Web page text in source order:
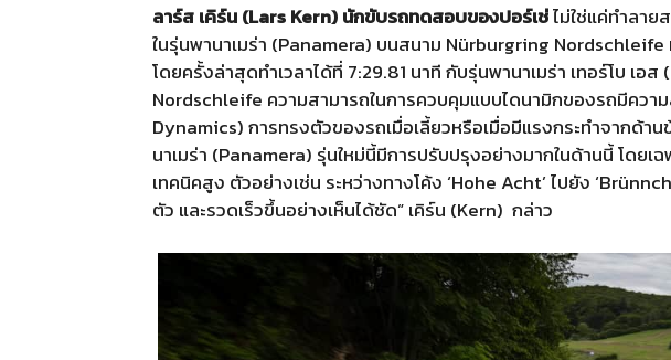
ลาร์ส เคิร์น (Lars Kern)นักขับรถทดสอบของปอร์เช่ไม่ใช่แค่ทำลาย
ในรุ่นพานาเมร่า (Panamera) บนสนาม Nürburgring Nordschleife
โดยครั้งล่าสุดทำเวลาได้ที่ 7:29.81 นาที กับรุ่นพานาเมร่า เทอร์โบ เอ
Nordschleife ความสามารถในการควบคุมแบบไดนามิกของรถมีคว
Dynamics) การทรงตัวของรถเมื่อเลี้ยวหรือเมื่อมีแรงกระทำจากด้า
นาเมร่า (Panamera) รุ่นใหม่นี้มีการปรับปรุงอย่างมากในด้านนี้ โดยเ
เทคนิคสูง ตัวอย่างเช่น ระหว่างทางโค้ง ‘Hohe Acht’ ไปยัง
ตัว และรวดเร็วขึ้นอย่างเห็นได้ชัด” เคิร์น (Kern) กล่าว